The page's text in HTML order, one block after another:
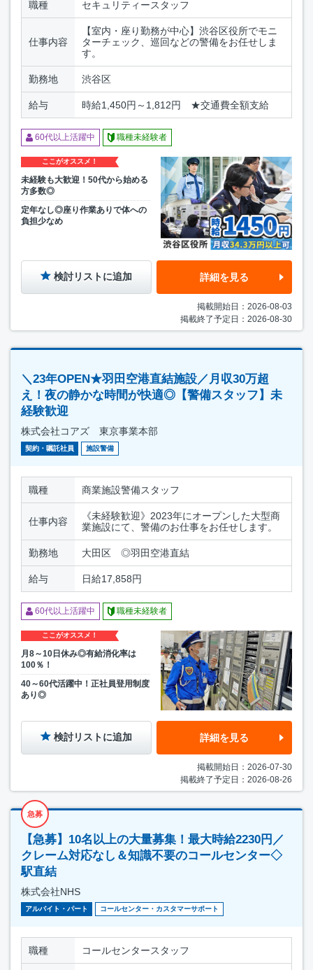
職種 セキュリティースタッフ
仕事内容
【室内・座り勤務が中心】渋谷区役所でモニ
ターチェック、巡回などの警備をお任せしま
す。
勤務地 渋谷区
給与 時給1,450円～1,812円 ★交通費全額支給
60代以上活躍中 職種未経験者
ここがオススメ！
未経験も大歓迎！50代から始める
方多数◎
定年なし◎座り作業ありで体への
負担少なめ
検討リストに追加 詳細を見る
掲載開始日：2026-08-03
掲載終了予定日：2026-08-30
＼23年OPEN★羽田空港直結施設／月収30万超
え！夜の静かな時間が快適◎【警備スタッフ】未
経験歓迎
株式会社コアズ 東京事業本部
契約・嘱託社員 施設警備
職種 商業施設警備スタッフ
仕事内容
《未経験歓迎》2023年にオープンした大型商
業施設にて、警備のお仕事をお任せします。
勤務地 大田区 ◎羽田空港直結
給与 日給17,858円
60代以上活躍中 職種未経験者
ここがオススメ！
月8～10日休み◎有給消化率は
100％！
40～60代活躍中！正社員登用制度
あり◎
検討リストに追加 詳細を見る
掲載開始日：2026-07-30
掲載終了予定日：2026-08-26
急募
【急募】10名以上の大量募集！最大時給2230円／
クレーム対応なし＆知識不要のコールセンター◇
駅直結
株式会社NHS
アルバイト・パート コールセンター・カスタマーサポート
職種 コールセンタースタッフ